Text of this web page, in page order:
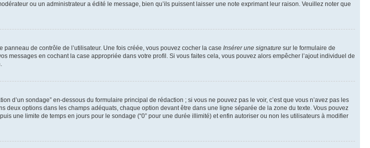
ou un administrateur a édité le message, bien qu’ils puissent laisser une note exprimant leur raison. Veuillez noter que
de contrôle de l’utilisateur. Une fois créée, vous pouvez cocher la case Insérer une signature sur le formulaire de
messages en cochant la case appropriée dans votre profil. Si vous faites cela, vous pouvez alors empêcher l’ajout individuel de
d’un sondage” en-dessous du formulaire principal de rédaction ; si vous ne pouvez pas le voir, c’est que vous n’avez pas les
options dans les champs adéquats, chaque option devant être dans une ligne séparée de la zone du texte. Vous pouvez
une limite de temps en jours pour le sondage (“0” pour une durée illimité) et enfin autoriser ou non les utilisateurs à modifier